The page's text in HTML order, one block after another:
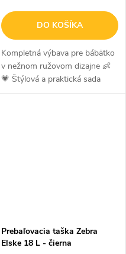
DO KOŠÍKA
Kompletná výbava pre bábätko
v nežnom ružovom dizajne 👶
💗 Štýlová a praktická sada
prebaľovacích tašiek v jemnej
Prebaľovacia taška Zebra
Elske 18 L - čierna